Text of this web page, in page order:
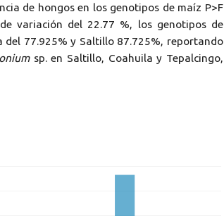
de hongos en los genotipos de maíz P>F
variación del 22.77 %, los genotipos de
del 77.925% y Saltillo 87.725%, reportando
sp. en Saltillo, Coahuila y Tepalcingo,